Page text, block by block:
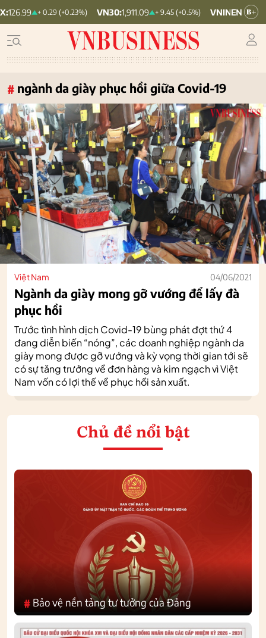
+ 0.29 (+0.23%) VN30:1,911.09 + 9.45 (+0.5%) VNINDEX: 1,768.06
# ngành da giày phục hồi giữa Covid-19
Việt Nam 04/06/2021
Ngành da giày mong gỡ vướng để lấy đà
phục hồi
Trước tình hình dịch Covid-19 bùng phát đợt thứ 4
đang diễn biến “nóng”, các doanh nghiệp ngành da
giày mong được gỡ vướng và kỳ vọng thời gian tới sẽ
có sự tăng trưởng về đơn hàng và kim ngạch vì Việt
Nam vốn có lợi thế về phục hồi sản xuất.
Chủ đề nổi bật
# Bảo vệ nền tảng tư tưởng của Đảng